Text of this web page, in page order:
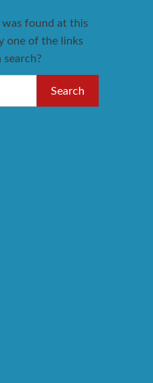
was found at this
one of the links
search?